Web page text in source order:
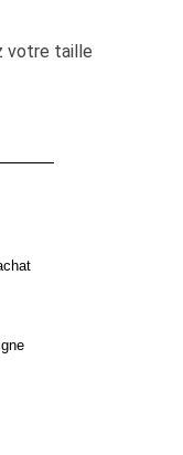
votre taille